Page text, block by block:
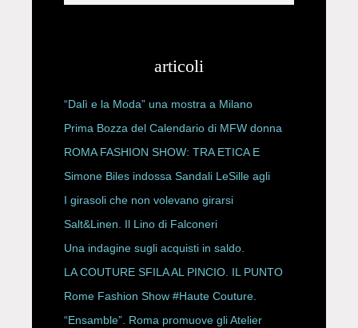
articoli
“Dalì e la Moda” una mostra a Milano
Prima Bozza del Calendario di MFW donna
P/E 2027
ROMA FASHION SHOW: TRA ETICA E
HAUTE COUTURE
Simone Biles indossa Sandali LeSille agli
ESPY Awards 2026
I girasoli che non volevano girarsi
Salt&Linen. Il Lino di Falconeri
Una indagine sugli acquisti in saldo.
LA COUTURE SFILA AL PINCIO. IL PUNTO
CON ALESSANDRO ONORATO E
ROBERTA ANGELILLI
Rome Fashion Show #Haute Couture.
“Ensamble”. Roma promuove gli Atelier